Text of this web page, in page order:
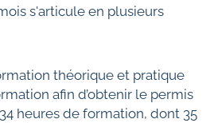
s'articule en plusieurs
théorique et pratique
afin d’obtenir le permis
heures de formation, dont 35